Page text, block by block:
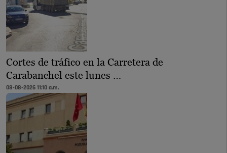
Cortes de tráfico en la Carretera de
Carabanchel este lunes …
08-08-2026 11:10 a.m.